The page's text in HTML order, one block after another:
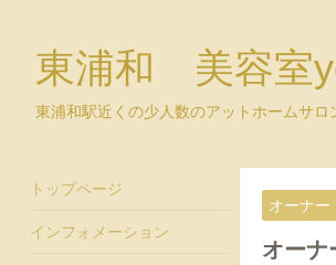
東浦和 美容室
東浦和駅近くの少人数のアットホームサ
オーナー
オーナ
トップページ
インフォメーション